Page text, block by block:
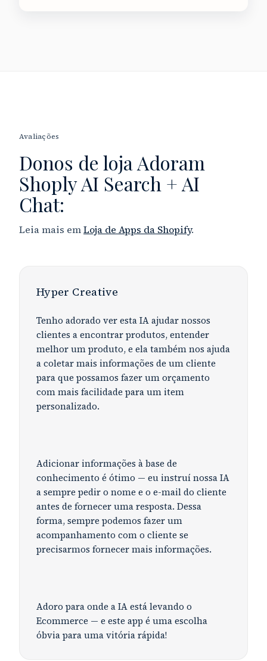
Avaliações
Donos de lojaAdoram
Shoply AI Search + AI
Chat:
Leia mais emLoja de Apps da Shopify.
Hyper Creative
Tenho adorado ver esta IA ajudar nossos
clientes a encontrar produtos, entender
melhor um produto, e ela também nos ajuda
a coletar mais informações de um cliente
para que possamos fazer um orçamento
com mais facilidade para um item
personalizado.
Adicionar informações à base de
conhecimento é ótimo — eu instruí nossa IA
a sempre pedir o nome e o e-mail do cliente
antes de fornecer uma resposta. Dessa
forma, sempre podemos fazer um
acompanhamento com o cliente se
precisarmos fornecer mais informações.
Adoro para onde a IA está levando o
Ecommerce — e este app é uma escolha
óbvia para uma vitória rápida!